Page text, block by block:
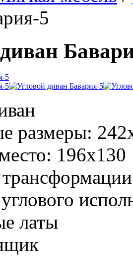
5
размеры:
196х130
латы